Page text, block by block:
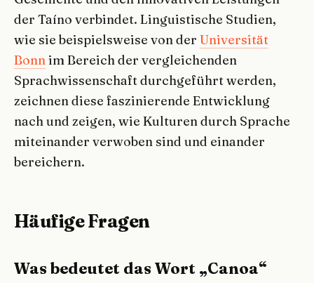
der Taíno verbindet. Linguistische Studien,
wie sie beispielsweise von der Universität
Bonnim Bereich der vergleichenden
Sprachwissenschaft durchgeführt werden,
zeichnen diese faszinierende Entwicklung
nach und zeigen, wie Kulturen durch Sprache
miteinander verwoben sind und einander
bereichern.
Häufige Fragen
Was bedeutet das Wort „Canoa“